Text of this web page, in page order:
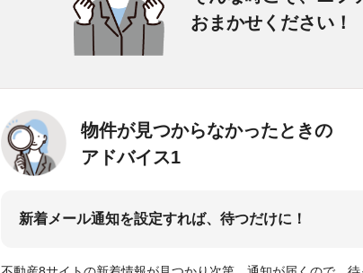
おまかせください！
物件が見つからなかったときの
アドバイス1
新着メール通知を設定すれば、待つだけに！